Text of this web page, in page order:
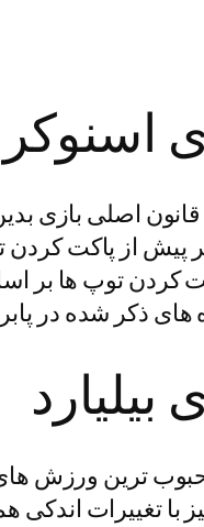
اسنوکر
قانون اصلی بازی
پیش از پاکت
کردن توپ ها بر
های ذکر شده در
ترین ورزش
با تغییرات